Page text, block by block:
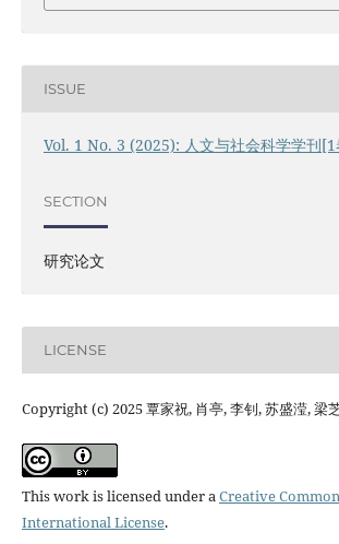
ISSUE
Vol. 1 No. 3 (2025): 人文与社会科学学刊
SECTION
研究论文
LICENSE
Copyright (c) 2025 覃家祝, 肖亭, 李钊, 苏盛滢, 梁
This work is licensed under aCreative
International License.